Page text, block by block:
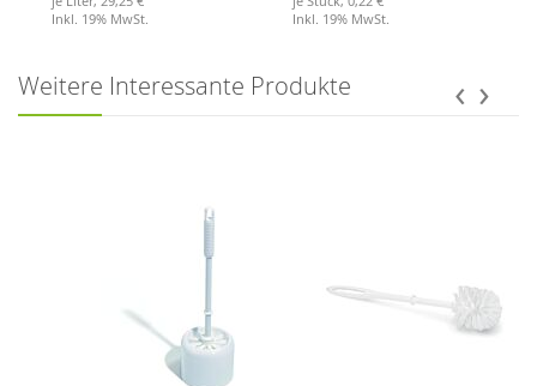
Inkl. 19% MwSt.
Inkl. 19% MwSt.
Weitere Interessante Produkte ‹ ›